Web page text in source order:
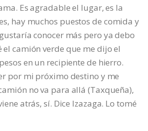
Es agradable el lugar, es la
hay muchos puestos de comida y
conocer más pero ya debo
el camión verde que me dijo el
en un recipiente de hierro.
por mi próximo destino y me
no va para allá (Taxqueña),
atrás, sí. Dice Izazaga. Lo tomé